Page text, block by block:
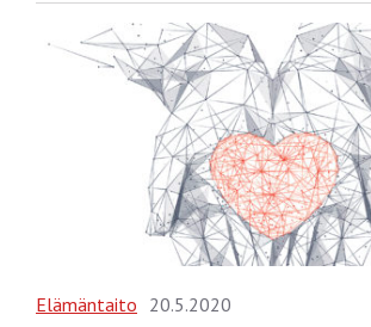
Elämäntaito 20.5.2020